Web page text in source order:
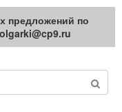
про
предложений по